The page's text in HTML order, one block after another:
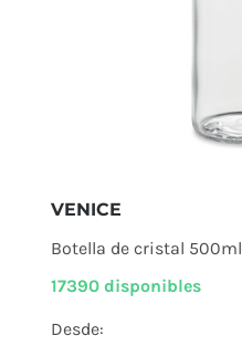
VENICE
Botella de cristal 500ml
17390 disponibles
Desde: